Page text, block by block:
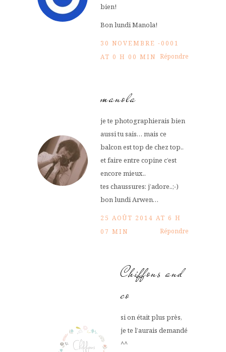
bien!
Bon lundi Manola!
30 NOVEMBRE -0001
AT 0 H 00 MIN Répondre
manola
je te photographierais bien
aussi tu sais… mais ce
balcon est top de chez top..
et faire entre copine c’est
encore mieux..
tes chaussures: j’adore..;-)
bon lundi Arwen…
25 AOÛT 2014 AT 6 H
07 MIN
Répondre
Chiffons and
co
si on était plus près,
je te l’aurais demandé
^^